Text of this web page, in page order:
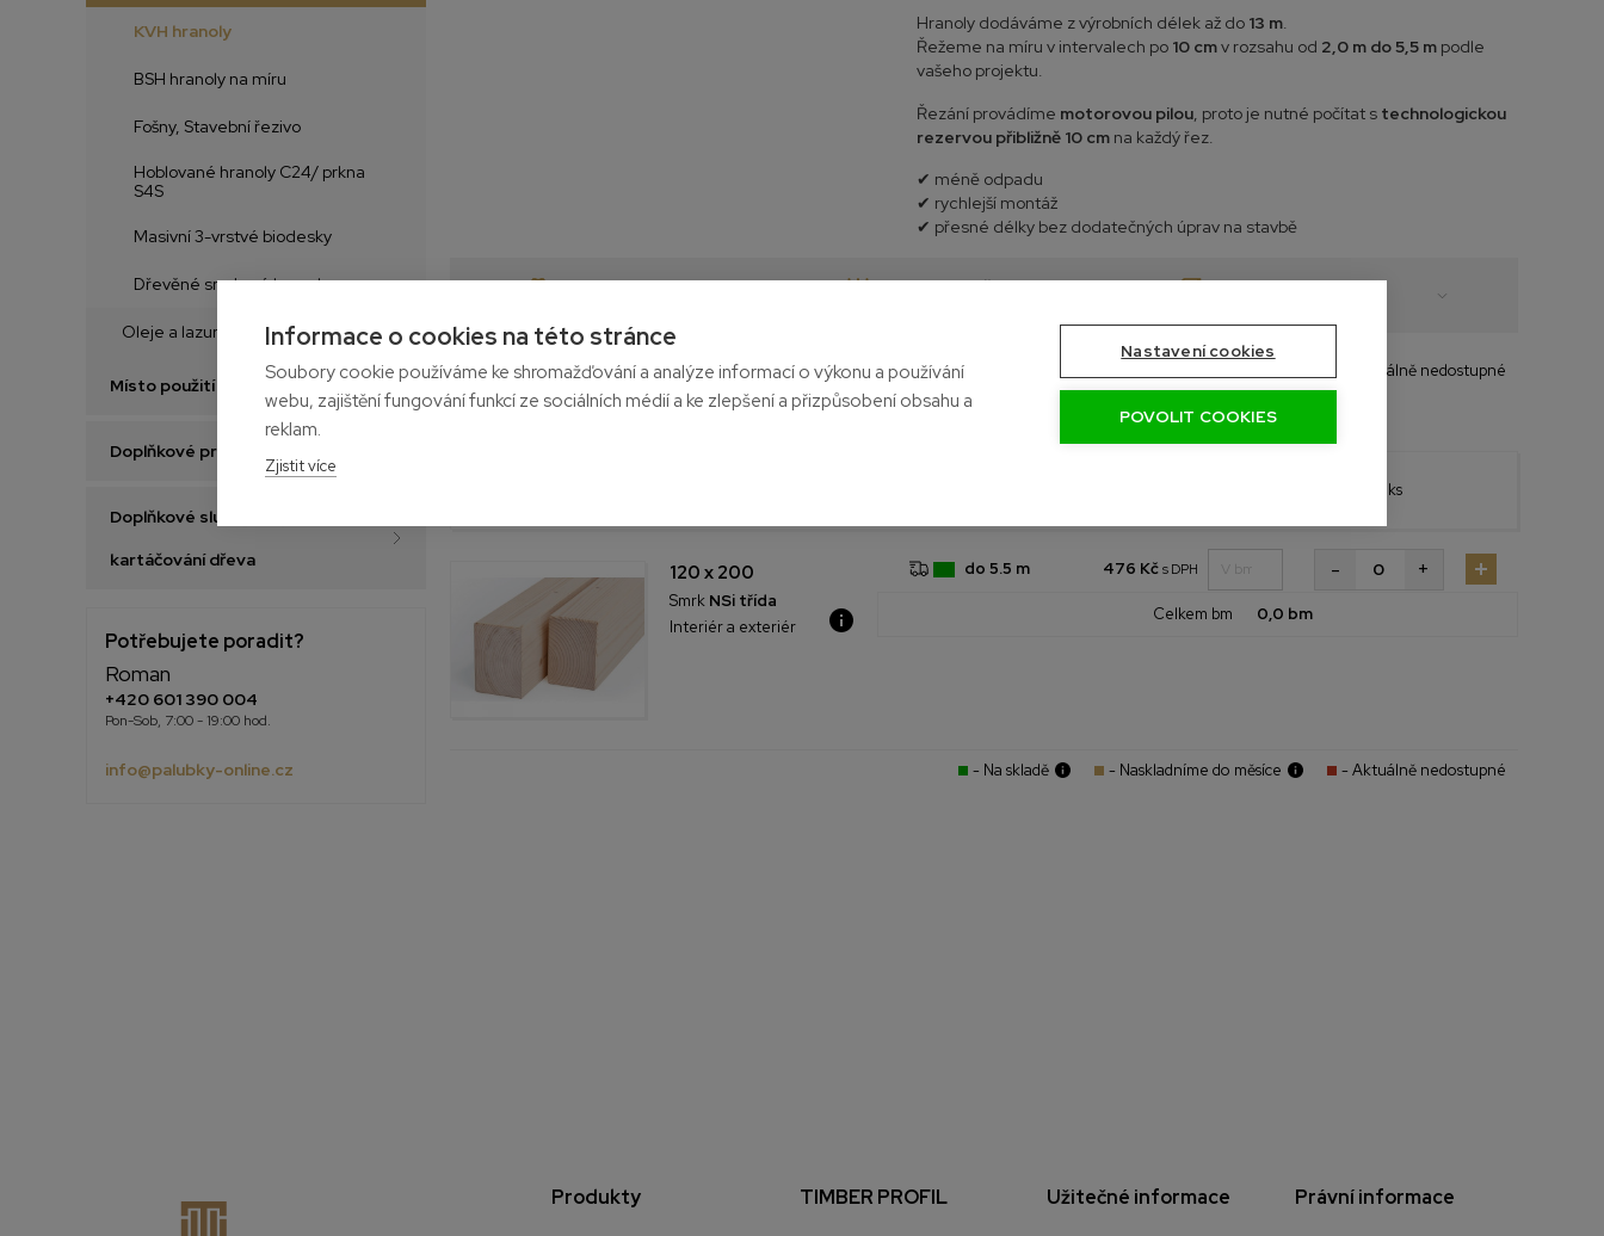
KVH hranoly
BSH hranoly na míru
Fošny, Stavební řezivo
Hoblované hranoly C24/ prkna
S4S
Masivní 3-vrstvé biodesky
Dřevěné smrkové hranoly
Oleje a lazury na dřevo
Místo použití
Doplňkové produkty
Doplňkové služby – opracování a
kartáčování dřeva
Potřebujete poradit?
Roman
+420 601 390 004
Pon-Sob, 7:00 - 19:00 hod.
info@palubky-online.cz
Hranoly dodáváme z výrobních délek až do 13 m.
Řežeme na míru v intervalech po 10 cmv rozsahu od 2,0 m do 5,5 m podle
vašeho projektu.
Řezání provádíme motorovou pilou, proto je nutné počítat s technologickou
rezervou přibližně 10 cm na každý řez.
✔ méně odpadu
✔ rychlejší montáž
✔ přesné délky bez dodatečných úprav na stavbě
Flexibilní možnosti
- Aktuálně nedostupné
Objednat ks
120 x 200
Smrk NSi třída
Interiér a exteriér
do 5.5 m 476 Kč s DPH +
-
Celkem bm 0,0 bm
- Na skladě - Naskladníme do měsíce - Aktuálně nedostupné
Produkty TIMBER PROFIL Užitečné informace Právní informace
Informace o cookies na této stránce
Soubory cookie používáme ke shromažďování a analýze informací o výkonu a používání
webu, zajištění fungování funkcí ze sociálních médií a ke zlepšení a přizpůsobení obsahu a
reklam.
Zjistit více
Nastavení cookies
POVOLIT COOKIES